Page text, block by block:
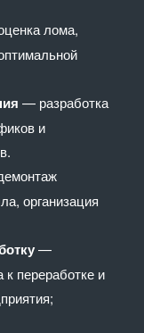
лома,
— разработка
и
организация
—
к переработке и